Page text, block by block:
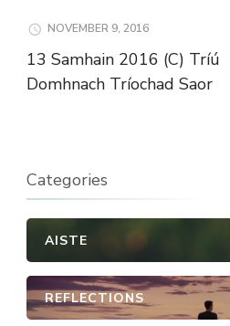
NOVEMBER 9, 2016
13 Samhain 2016 (C) Tríú
Domhnach Tríochad Saor
Categories
AISTE
REFLECTIONS